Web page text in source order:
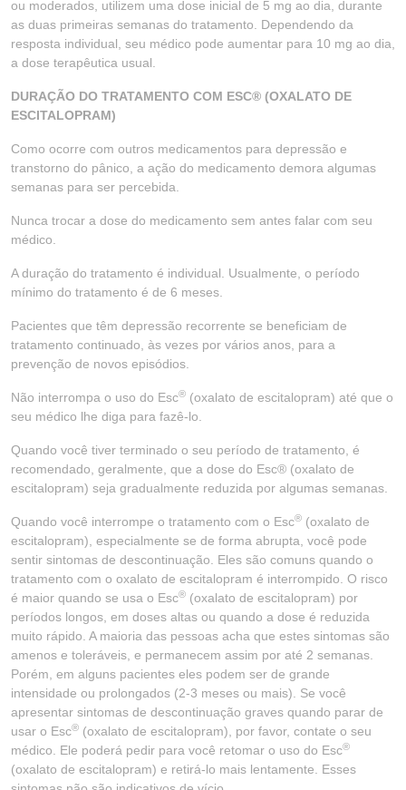
ou moderados, utilizem uma dose inicial de 5 mg ao dia, durante
as duas primeiras semanas do tratamento. Dependendo da
resposta individual, seu médico pode aumentar para 10 mg ao dia,
a dose terapêutica usual.
DURAÇÃO DO TRATAMENTO COM ESC® (OXALATO DE
ESCITALOPRAM)
Como ocorre com outros medicamentos para depressão e
transtorno do pânico, a ação do medicamento demora algumas
semanas para ser percebida.
Nunca trocar a dose do medicamento sem antes falar com seu
médico.
A duração do tratamento é individual. Usualmente, o período
mínimo do tratamento é de 6 meses.
Pacientes que têm depressão recorrente se beneficiam de
tratamento continuado, às vezes por vários anos, para a
prevenção de novos episódios.
Não interrompa o uso do Esc® (oxalato de escitalopram) até que o
seu médico lhe diga para fazê-lo.
Quando você tiver terminado o seu período de tratamento, é
recomendado, geralmente, que a dose do Esc® (oxalato de
escitalopram) seja gradualmente reduzida por algumas semanas.
Quando você interrompe o tratamento com o Esc® (oxalato de
escitalopram), especialmente se de forma abrupta, você pode
sentir sintomas de descontinuação. Eles são comuns quando o
tratamento com o oxalato de escitalopram é interrompido. O risco
é maior quando se usa o Esc® (oxalato de escitalopram) por
períodos longos, em doses altas ou quando a dose é reduzida
muito rápido. A maioria das pessoas acha que estes sintomas são
amenos e toleráveis, e permanecem assim por até 2 semanas.
Porém, em alguns pacientes eles podem ser de grande
intensidade ou prolongados (2-3 meses ou mais). Se você
apresentar sintomas de descontinuação graves quando parar de
usar o Esc® (oxalato de escitalopram), por favor, contate o seu
médico. Ele poderá pedir para você retomar o uso do Esc®
(oxalato de escitalopram) e retirá-lo mais lentamente. Esses